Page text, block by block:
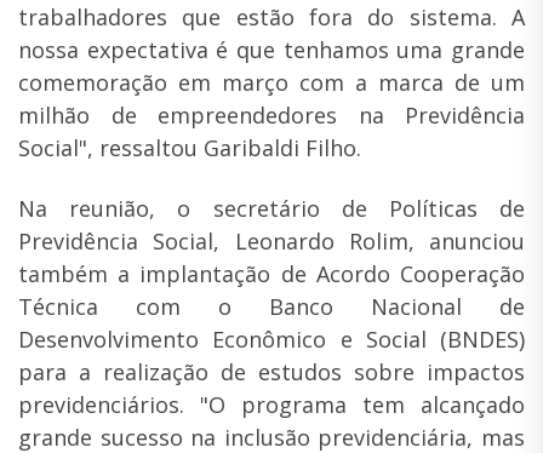
trabalhadores que estão fora do sistema. A
nossa expectativa é que tenhamos uma grande
comemoração em março com a marca de um
milhão de empreendedores na Previdência
Social", ressaltou Garibaldi Filho.
Na reunião, o secretário de Políticas de
Previdência Social, Leonardo Rolim, anunciou
também a implantação de Acordo Cooperação
Técnica com o Banco Nacional de
Desenvolvimento Econômico e Social (BNDES)
para a realização de estudos sobre impactos
previdenciários. "O programa tem alcançado
grande sucesso na inclusão previdenciária, mas